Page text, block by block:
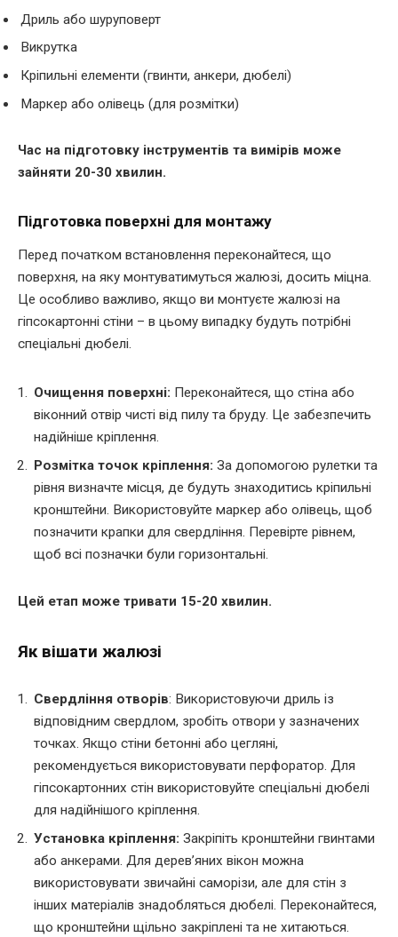
Дриль або шуруповерт
Викрутка
Кріпильні елементи (гвинти, анкери, дюбелі)
Маркер або олівець (для розмітки)
Час на підготовку інструментів та вимірів може
зайняти 20-30 хвилин.
Підготовка поверхні для монтажу
Перед початком встановлення переконайтеся, що
поверхня, на яку монтуватимуться жалюзі, досить міцна.
Це особливо важливо, якщо ви монтуєте жалюзі на
гіпсокартонні стіни – в цьому випадку будуть потрібні
спеціальні дюбелі.
Очищення поверхні: Переконайтеся, що стіна або
віконний отвір чисті від пилу та бруду. Це забезпечить
надійніше кріплення.
Розмітка точок кріплення: За допомогою рулетки та
рівня визначте місця, де будуть знаходитись кріпильні
кронштейни. Використовуйте маркер або олівець, щоб
позначити крапки для свердління. Перевірте рівнем,
щоб всі позначки були горизонтальні.
Цей етап може тривати 15-20 хвилин.
Як вішати жалюзі
Свердління отворів: Використовуючи дриль із
відповідним свердлом, зробіть отвори у зазначених
точках. Якщо стіни бетонні або цегляні,
рекомендується використовувати перфоратор. Для
гіпсокартонних стін використовуйте спеціальні дюбелі
для надійнішого кріплення.
Установка кріплення: Закріпіть кронштейни гвинтами
або анкерами. Для дерев’яних вікон можна
використовувати звичайні саморізи, але для стін з
інших матеріалів знадобляться дюбелі. Переконайтеся,
що кронштейни щільно закріплені та не хитаються.